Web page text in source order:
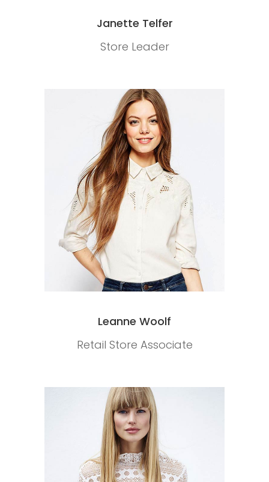
Janette Telfer
Store Leader
Leanne Woolf
Retail Store Associate